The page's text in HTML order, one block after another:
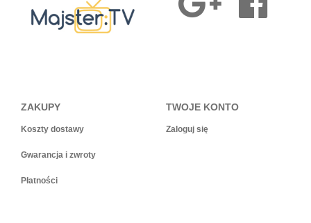
ZAKUPY
Koszty dostawy
Gwarancja i zwroty
Płatności
TWOJE KONTO
Zaloguj się